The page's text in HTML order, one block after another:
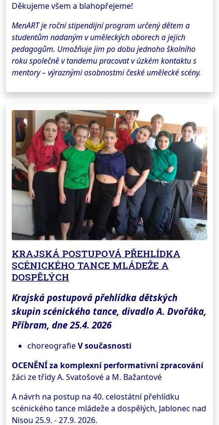
Děkujeme všem a blahopřejeme!
MenART je roční stipendijní program určený dětem a
studentům nadaným v uměleckých oborech a jejich
pedagogům. Umožňuje jim po dobu jednoho školního
roku společně v tandemu pracovat v úzkém kontaktu s
mentory – výraznými osobnostmi české umělecké scény.
KRAJSKÁ POSTUPOVÁ PŘEHLÍDKA
SCÉNICKÉHO TANCE MLÁDEŽE A
DOSPĚLÝCH
Krajská postupová přehlídka dětských
skupin scénického tance, divadlo A. Dvořáka,
Příbram, dne 25.4. 2026
choreografieV současnosti
OCENĚNÍ za komplexní performativní zpracování
žáci ze třídy A. Svatošové a M. Bažantové
A návrh na postup na 40. celostátní přehlídku
scénického tance mládeže a dospělých, Jablonec nad
Nisou 25.9. - 27.9. 2026.